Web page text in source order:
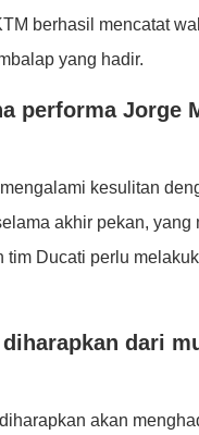
berhasil mencatat
yang hadir.
performa Jorge
kesulitan
akhir pekan, yang
tim Ducati perlu
dari
akan